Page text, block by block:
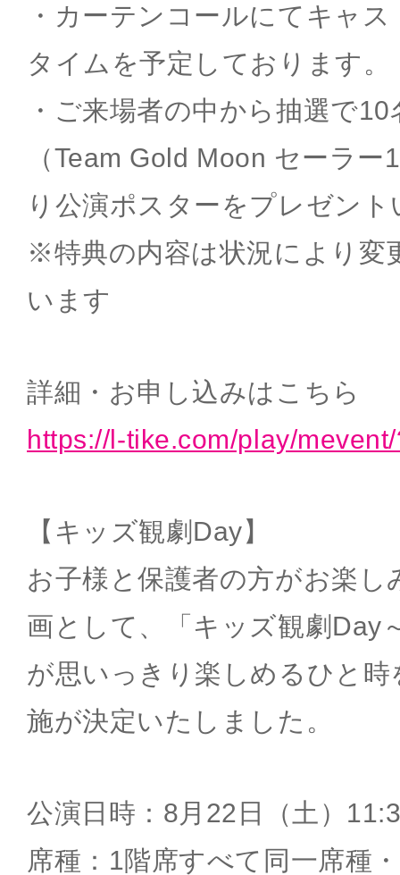
・カーテンコールにてキャ
タイムを予定しております。
・ご来場者の中から抽選で
（Team Gold Moon セーラ
り公演ポスターをプレゼン
※特典の内容は状況により変
います
詳細・お申し込みはこちら
https://l-tike.com/play/
【キッズ観劇Day】
お子様と保護者の方がお楽し
画として、「キッズ観劇Day
が思いっきり楽しめるひと時
施が決定いたしました。
公演日時：8月22日（土）
席種：1階席すべて同一席種